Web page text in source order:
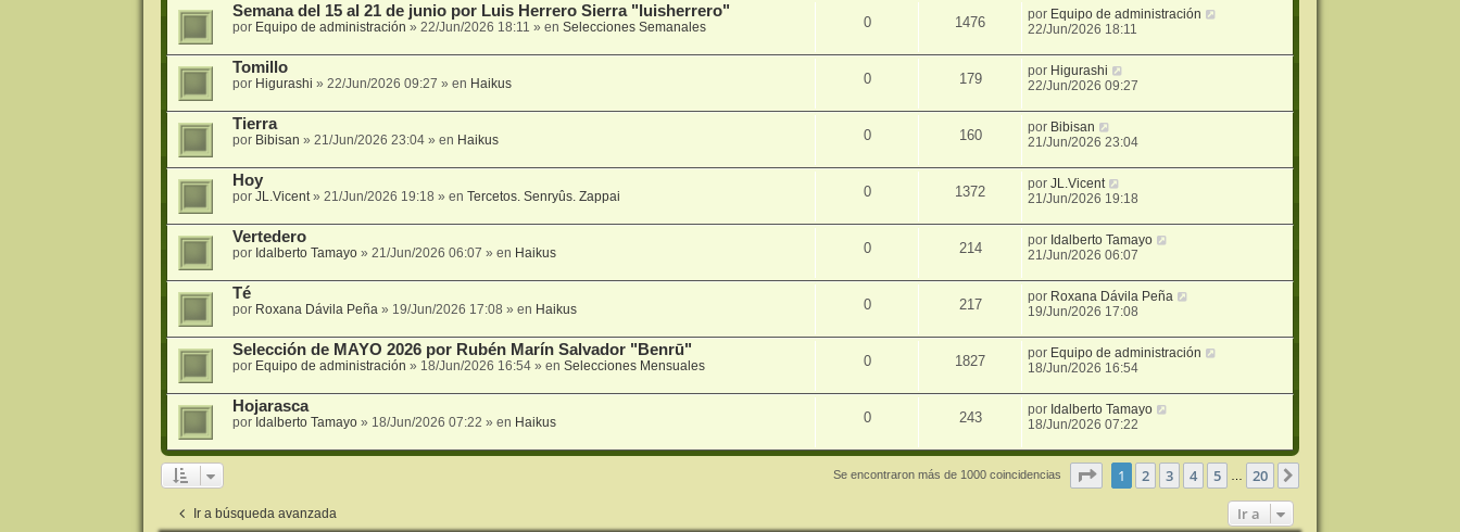
Semana del 15 al 21 de junio por Luis Herrero Sierra "luisherrero"
por Equipo de administración » 22/Jun/2026 18:11 » en Selecciones Semanales 0 1476 por Equipo de administración
22/Jun/2026 18:11
Tomillo
por Higurashi » 22/Jun/2026 09:27 » en Haikus 0 179 por Higurashi
22/Jun/2026 09:27
Tierra
por Bibisan » 21/Jun/2026 23:04» en Haikus 0 160 por Bibisan
21/Jun/2026 23:04
Hoy
por JL.Vicent» 21/Jun/2026 19:18 » en Tercetos. Senryûs. Zappai 0 1372 porJL.Vicent
21/Jun/2026 19:18
Vertedero
por Idalberto Tamayo» 21/Jun/2026 06:07 » en Haikus 0 214 por Idalberto Tamayo
21/Jun/2026 06:07
Té
por Roxana Dávila Peña » 19/Jun/2026 17:08 » en Haikus 0 217 por Roxana Dávila Peña
19/Jun/2026 17:08
Selección de MAYO 2026 por Rubén Marín Salvador "Benrū"
por Equipo de administración » 18/Jun/2026 16:54» en Selecciones Mensuales 0 1827 por Equipo de administración
18/Jun/2026 16:54
Hojarasca
por Idalberto Tamayo» 18/Jun/2026 07:22 » en Haikus 0 243 por Idalberto Tamayo
18/Jun/2026 07:22
Se encontraron más de 1000 coincidencias Página1 de 20
1 2 3 4 5 20
Ir a búsqueda avanzada Ir a